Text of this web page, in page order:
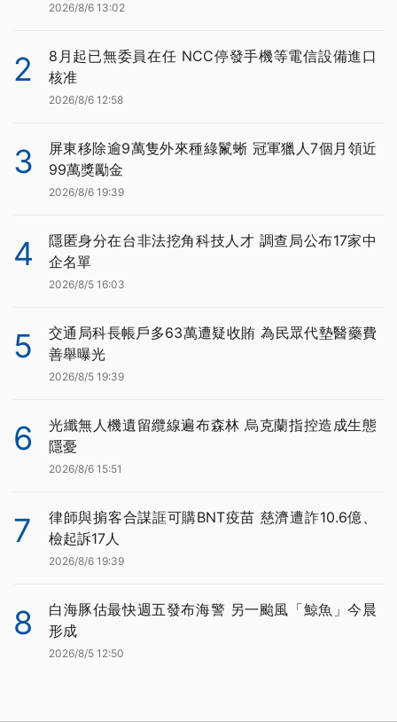
2026/8/6 13:02
2
8月起已無委員在任 NCC停發手機等電信設備進口
核准
2026/8/6 12:58
3
屏東移除逾9萬隻外來種綠鬣蜥 冠軍獵人7個月領近
99萬獎勵金
2026/8/6 19:39
4
隱匿身分在台非法挖角科技人才 調查局公布17家中
企名單
2026/8/5 16:03
5
交通局科長帳戶多63萬遭疑收賄 為民眾代墊醫藥費
善舉曝光
2026/8/5 19:39
6
光纖無人機遺留纜線遍布森林 烏克蘭指控造成生態
隱憂
2026/8/6 15:51
7
律師與掮客合謀誆可購BNT疫苗 慈濟遭詐10.6億、
檢起訴17人
2026/8/6 19:39
8
白海豚估最快週五發布海警 另一颱風「鯨魚」今晨
形成
2026/8/5 12:50